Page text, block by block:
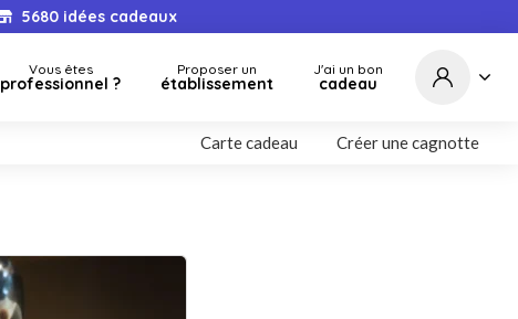
5680idées cadeaux
Vous êtes
professionnel ?
Proposer un
établissement
J'ai un bon
cadeau
Carte cadeau Créer une cagnotte